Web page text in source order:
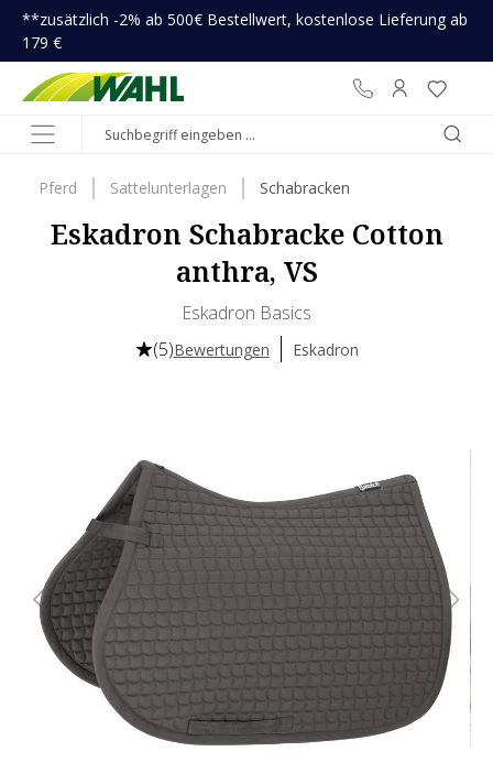
springen
**zusätzlich -2% ab 500€ Bestellwert, kostenlose Lieferung ab
179 €
Pferd Sattelunterlagen Schabracken
Eskadron Schabracke Cotton
anthra, VS
Eskadron Basics
(5)Bewertungen Eskadron